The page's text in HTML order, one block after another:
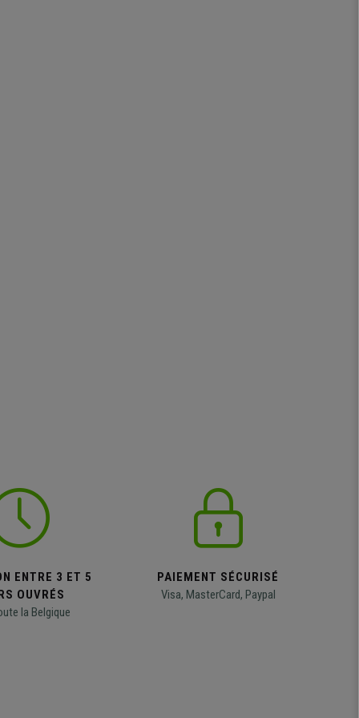
ENTRE 3 ET 5
OUVRÉS
la Belgique
PAIEMENT SÉCURISÉ
Visa, MasterCard, Paypal